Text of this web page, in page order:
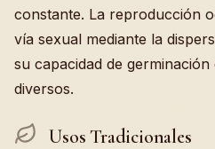
constante. La reproducción
vía sexual mediante la
su capacidad de
diversos.
Usos Tradicionales